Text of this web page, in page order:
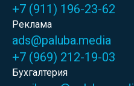
+7 (911) 196-23-62
Реклама
ads@paluba.media
+7 (969) 212-19-03
Бухгалтерия